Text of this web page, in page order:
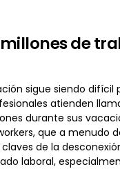
de
sigue siendo
atienden
durante sus
que a menudo
de la
laboral,